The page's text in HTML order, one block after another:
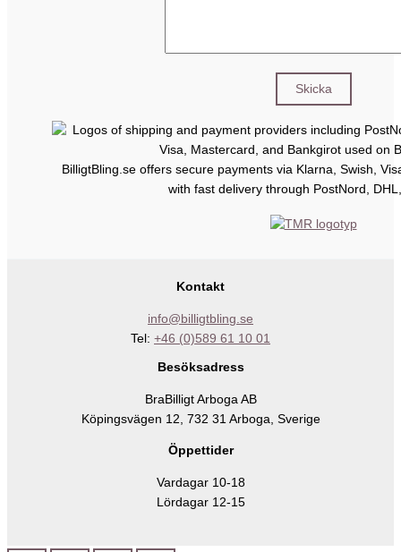
BilligtBling.se offers secure payments via Klarna, Swish,
with fast delivery through PostNord,
Kontakt
info@billigtbling.se
Tel: +46 (0)589 61 10 01
Besöksadress
BraBilligt Arboga AB
Köpingsvägen 12, 732 31 Arboga, Sverige
Öppettider
Vardagar 10-18
Lördagar 12-15